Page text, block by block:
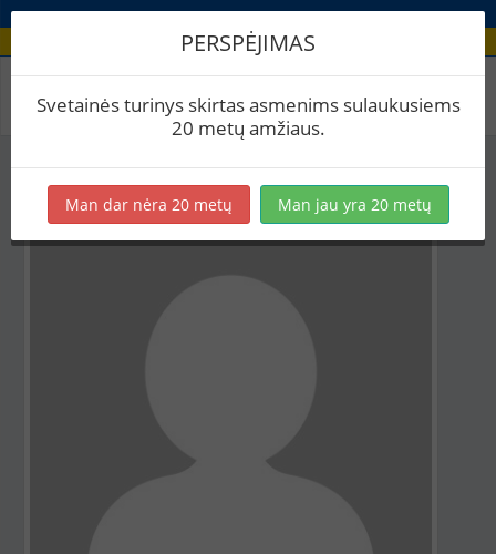
Aludario paskyra
PERSPĖJIMAS
Svetainės turinys skirtas asmenims sulaukusiems
20 metų amžiaus.
Man dar nėra 20 metų Man jau yra 20 metų